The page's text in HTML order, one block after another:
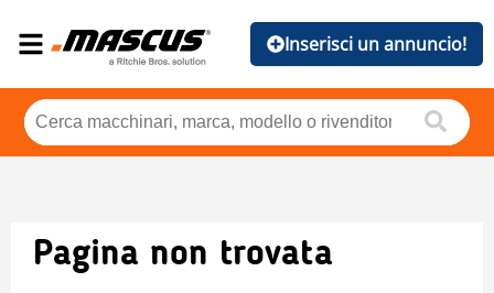
Inserisci un annuncio!
Pagina non trovata